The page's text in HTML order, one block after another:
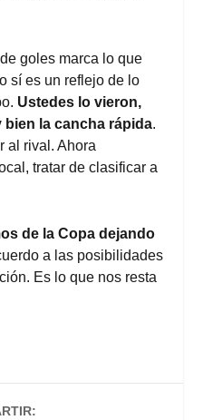
goles marca lo que
sí es un reflejo de lo
Ustedes lo vieron,
la cancha rápida.
al rival. Ahora
tratar de clasificar a
de la Copa dejando
a las posibilidades
Es lo que nos resta